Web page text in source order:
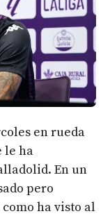
en rueda
le ha
En un
pero
ha visto al